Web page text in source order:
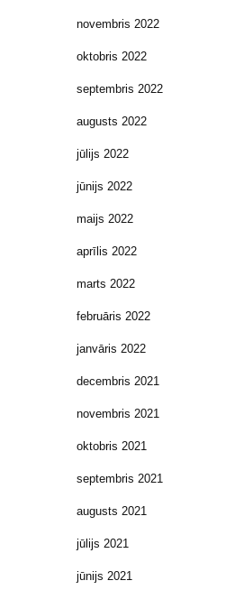
novembris 2022
oktobris 2022
septembris 2022
augusts 2022
jūlijs 2022
jūnijs 2022
maijs 2022
aprīlis 2022
marts 2022
februāris 2022
janvāris 2022
decembris 2021
novembris 2021
oktobris 2021
septembris 2021
augusts 2021
jūlijs 2021
jūnijs 2021